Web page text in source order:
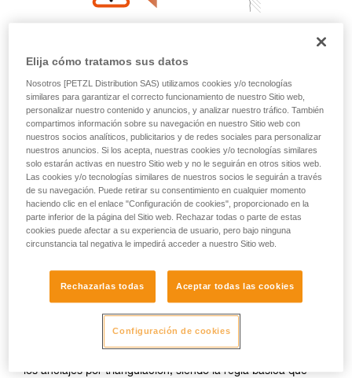
Reparto de los esfuerzos: multiplicar los
anclajes no es suficiente
La instalación debe permitir que cada uno de los anclajes
más cargado que los demás y cede, el choque sobre los
los anclajes por triangulación, siendo la regla básica que
Elija cómo tratamos sus datos
Nosotros [PETZL Distribution SAS) utilizamos cookies y/o tecnologías
similares para garantizar el correcto funcionamiento de nuestro Sitio web,
personalizar nuestro contenido y anuncios, y analizar nuestro tráfico. También
compartimos información sobre su navegación en nuestro Sitio web con
nuestros socios analíticos, publicitarios y de redes sociales para personalizar
nuestros anuncios. Si los acepta, nuestras cookies y/o tecnologías similares
solo estarán activas en nuestro Sitio web y no le seguirán en otros sitios web.
Las cookies y/o tecnologías similares de nuestros socios le seguirán a través
de su navegación. Puede retirar su consentimiento en cualquier momento
haciendo clic en el enlace "Configuración de cookies", proporcionado en la
parte inferior de la página del Sitio web. Rechazar todas o parte de estas
cookies puede afectar a su experiencia de usuario, pero bajo ninguna
circunstancia tal negativa le impedirá acceder a nuestro Sitio web.
Rechazarlas todas Aceptar todas las cookies
Configuración de cookies